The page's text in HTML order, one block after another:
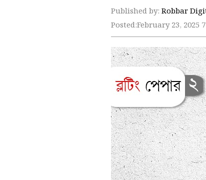
Published by: Robbar
Posted:February 23, 2025